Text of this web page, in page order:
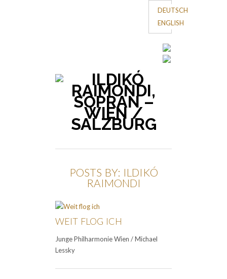
DEUTSCH
ENGLISH
POSTS BY: ILDIKÓ
RAIMONDI
WEIT FLOG ICH
Junge Philharmonie Wien / Michael
Lessky